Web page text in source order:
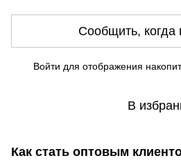
Сообщить, когда
Войти для отображения
В
Как стать оптовым